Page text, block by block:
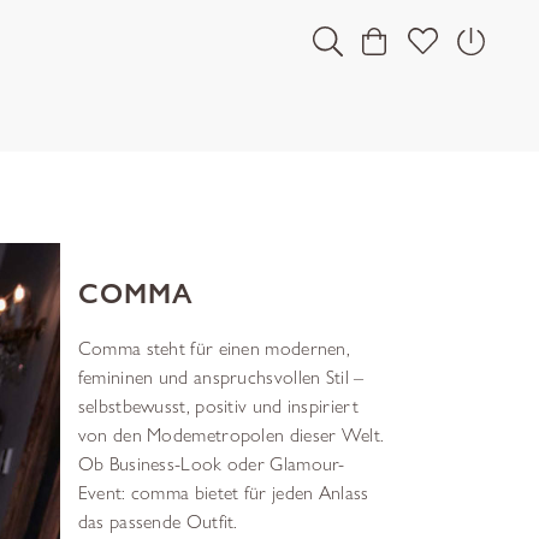
COMMA
Comma steht für einen modernen,
femininen und anspruchsvollen Stil –
selbstbewusst, positiv und inspiriert
von den Modemetropolen dieser Welt.
Ob Business-Look oder Glamour-
Event: comma bietet für jeden Anlass
das passende Outfit.